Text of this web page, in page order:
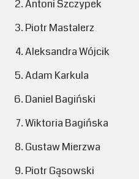
Antoni Szczypek
Piotr Mastalerz
Aleksandra Wójcik
Adam Karkula
Daniel Bagiński
Wiktoria Bagińska
Gustaw Mierzwa
Piotr Gąsowski